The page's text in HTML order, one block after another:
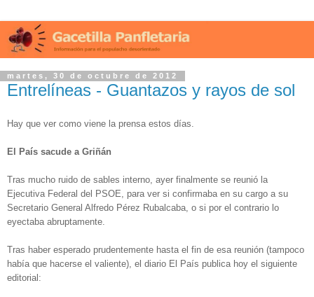
martes, 30 de octubre de 2012
Entrelíneas - Guantazos y rayos de sol
Hay que ver como viene la prensa estos días.
El País sacude a Griñán
Tras mucho ruido de sables interno, ayer finalmente se reunió la
Ejecutiva Federal del PSOE, para ver si confirmaba en su cargo a su
Secretario General Alfredo Pérez Rubalcaba, o si por el contrario lo
eyectaba abruptamente.
Tras haber esperado prudentemente hasta el fin de esa reunión (tampoco
había que hacerse el valiente), el diario El País publica hoy el siguiente
editorial: